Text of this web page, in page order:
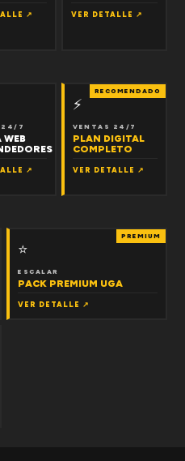
↗ VER DETALLE ↗
24/7
WEB
↗
RECOMENDADO
⚡
VENTAS 24/7
PLAN DIGITAL
COMPLETO
VER DETALLE ↗
PREMIUM
⭐
ESCALAR
PACK PREMIUM UGA
VER DETALLE ↗